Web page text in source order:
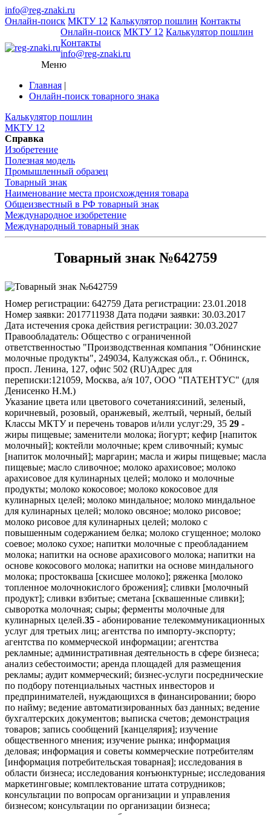
info@reg-znaki.ru
Онлайн-поиск МКТУ 12 Калькулятор пошлин Контакты
Онлайн-поиск МКТУ 12 Калькулятор пошлин
Контакты
info@reg-znaki.ru
Меню
Главная |
Онлайн-поиск товарного знака
Калькулятор пошлин
МКТУ 12
Справка
Изобретение
Полезная модель
Промышленный образец
Товарный знак
Наименование места происхождения товара
Общеизвестный в РФ товарный знак
Международное изобретение
Международный товарный знак
Товарный знак №642759
Номер регистрации: 642759 Дата регистрации: 23.01.2018
Номер заявки: 2017711938 Дата подачи заявки: 30.03.2017
Дата истечения срока действия регистрации: 30.03.2027
Правообладатель: Общество с ограниченной
ответственностью "Производственная компания "Обнинские
молочные продукты", 249034, Калужская обл., г. Обнинск,
просп. Ленина, 127, офис 502 (RU)Адрес для
переписки:121059, Москва, а/я 107, ООО "ПАТЕНТУС" (для
Денисенко Н.М.)
Указание цвета или цветового сочетания:синий, зеленый,
коричневый, розовый, оранжевый, желтый, черный, белый
Классы МКТУ и перечень товаров и/или услуг:29, 35 29 -
жиры пищевые; заменители молока; йогурт; кефир [напиток
молочный]; коктейли молочные; крем сливочный; кумыс
[напиток молочный]; маргарин; масла и жиры пищевые; масла
пищевые; масло сливочное; молоко арахисовое; молоко
арахисовое для кулинарных целей; молоко и молочные
продукты; молоко кокосовое; молоко кокосовое для
кулинарных целей; молоко миндальное; молоко миндальное
для кулинарных целей; молоко овсяное; молоко рисовое;
молоко рисовое для кулинарных целей; молоко с
повышенным содержанием белка; молоко сгущенное; молоко
соевое; молоко сухое; напитки молочные с преобладанием
молока; напитки на основе арахисового молока; напитки на
основе кокосового молока; напитки на основе миндального
молока; простокваша [скисшее молоко]; ряженка [молоко
топленное молочнокислого брожения]; сливки [молочный
продукт]; сливки взбитые; сметана [сквашенные сливки];
сыворотка молочная; сыры; ферменты молочные для
кулинарных целей.35 - абонирование телекоммуникационных
услуг для третьих лиц; агентства по импорту-экспорту;
агентства по коммерческой информации; агентства
рекламные; административная деятельность в сфере бизнеса;
анализ себестоимости; аренда площадей для размещения
рекламы; аудит коммерческий; бизнес-услуги посреднические
по подбору потенциальных частных инвесторов и
предпринимателей, нуждающихся в финансировании; бюро
по найму; ведение автоматизированных баз данных; ведение
бухгалтерских документов; выписка счетов; демонстрация
товаров; запись сообщений [канцелярия]; изучение
общественного мнения; изучение рынка; информация
деловая; информация и советы коммерческие потребителям
[информация потребительская товарная]; исследования в
области бизнеса; исследования конъюнктурные; исследования
маркетинговые; комплектование штата сотрудников;
консультации по вопросам организации и управления
бизнесом; консультации по организации бизнеса;